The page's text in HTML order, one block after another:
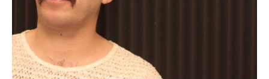
Imperial
made
in
Sevilla